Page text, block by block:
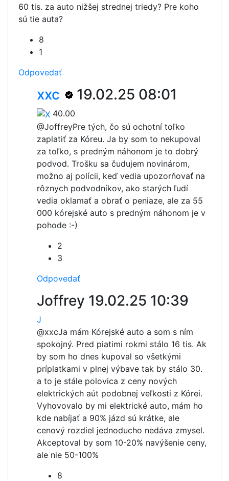
60 tis. za auto nižšej strednej triedy? Pre koho
sú tie auta?
8
1
Odpovedať
xxc 19.02.25 08:01
40.00
@JoffreyPre tých, čo sú ochotní toľko
zaplatiť za Kóreu. Ja by som to nekupoval
za toľko, s predným náhonom je to dobrý
podvod. Trošku sa čudujem novinárom,
možno aj polícii, keď vedia upozorňovať na
rôznych podvodníkov, ako starých ľudí
vedia oklamať a obrať o peniaze, ale za 55
000 kórejské auto s predným náhonom je v
pohode :-)
2
3
Odpovedať
Joffrey 19.02.25 10:39
J
@xxcJa mám Kórejské auto a som s ním
spokojný. Pred piatimi rokmi stálo 16 tis. Ak
by som ho dnes kupoval so všetkými
príplatkami v plnej výbave tak by stálo 30.
a to je stále polovica z ceny nových
elektrických aút podobnej veľkosti z Kórei.
Vyhovovalo by mi elektrické auto, mám ho
kde nabíjať a 90% jázd sú krátke, ale
cenový rozdiel jednoducho nedáva zmysel.
Akceptoval by som 10-20% navýšenie ceny,
ale nie 50-100%
8